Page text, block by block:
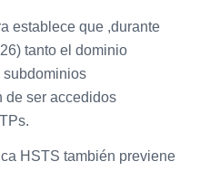
establece que ,durante
tanto el dominio
subdominios
de ser accedidos
HSTS también previene